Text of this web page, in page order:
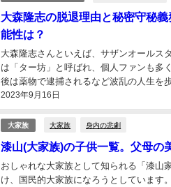
大森隆志の脱退理由と秘密守秘
能性は？
2023年9月16日
大森隆志さんといえば、サザンオールス
は「ター坊」と呼ばれ、個人ファンも多
後は薬物で逮捕されるなど波乱の人生を
どが噂され、サザン脱退の真相にも絡ん
大家族 大家族 身内の悲劇
漆山(大家族)の子供一覧。父母の
おしゃれな大家族として知られる「漆山
け、国民的大家族になろうとしています